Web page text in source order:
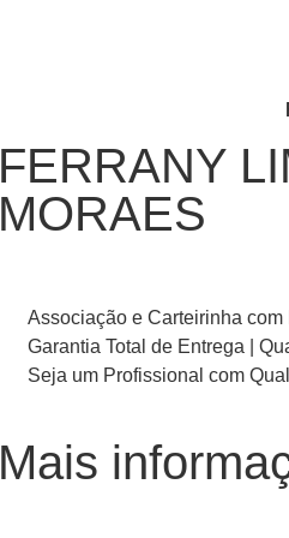
FERRANY
MORAES
Associação e Carteirinha com
Garantia Total de Entrega |
Seja um Profissional com
Mais